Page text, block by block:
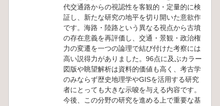
代交通路からの視認性を客観的・定量的に検
証し、新たな研究の地平を切り開いた意欲作
です。海路・陸路という異なる視点から古墳
の存在意義を再評価し、交通・景観・政治権
力の変遷を一つの論理で結び付けた考察には
高い説得力がありました。96点に及ぶカラー
図版や眺望解析は資料的価値も高く、考古学
のみならず歴史地理学やGISを活用する研究
者にとっても大きな示唆を与える内容です。
今後、この分野の研究を進める上で重要な基